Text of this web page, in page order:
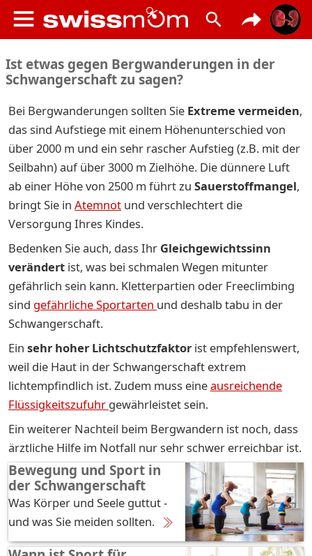
Ist etwas gegen Bergwanderungen in der
Schwangerschaft zu sagen?
Bei Bergwanderungen sollten Sie Extreme vermeiden,
das sind Aufstiege mit einem Höhenunterschied von
über 2000 m und ein sehr rascher Aufstieg (z.B. mit der
Seilbahn) auf über 3000 m Zielhöhe. Die dünnere Luft
ab einer Höhe von 2500 m führt zu Sauerstoffmangel,
bringt Sie in Atemnot und verschlechtert die
Versorgung Ihres Kindes.
Bedenken Sie auch, dass Ihr Gleichgewichtssinn
verändert ist, was bei schmalen Wegen mitunter
gefährlich sein kann. Kletterpartien oder Freeclimbing
sind gefährliche Sportarten und deshalb tabu in der
Schwangerschaft.
Ein sehr hoher Lichtschutzfaktor ist empfehlenswert,
weil die Haut in der Schwangerschaft extrem
lichtempfindlich ist. Zudem muss eineausreichende
Flüssigkeitszufuhr gewährleistet sein.
Ein weiterer Nachteil beim Bergwandern ist noch, dass
ärztliche Hilfe im Notfall nur sehr schwer erreichbar ist.
Bewegung und Sport in
der Schwangerschaft
Was Körper und Seele guttut -
und was Sie meiden sollten.